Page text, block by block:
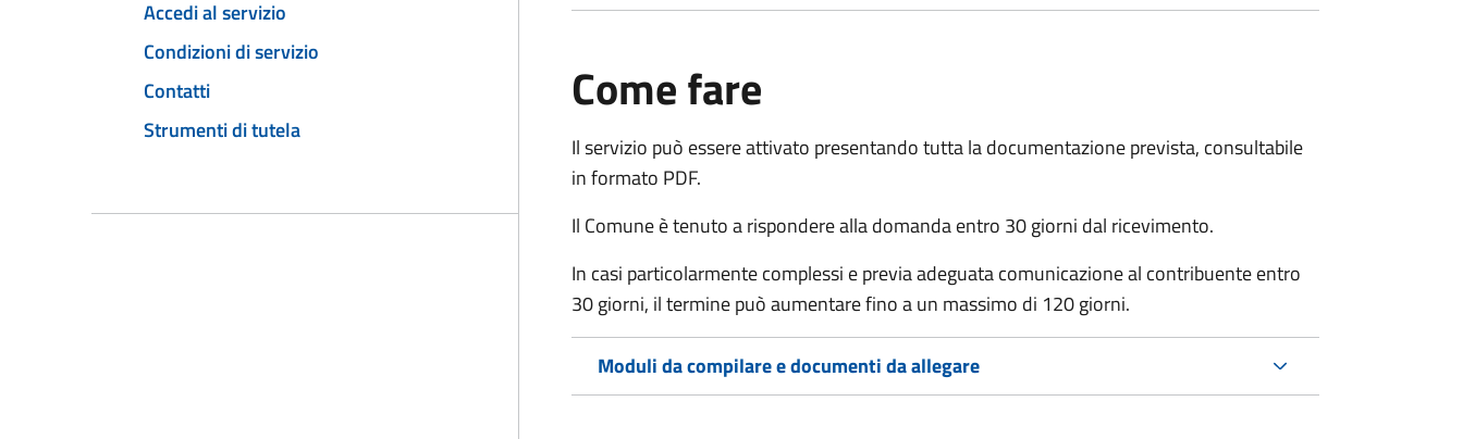
Accedi al servizio
Condizioni di servizio
Contatti
Strumenti di tutela
Come fare
Il servizio può essere attivato presentando tutta la documentazione prevista, consultabile
in formato PDF.
Il Comune è tenuto a rispondere alla domanda entro 30 giorni dal ricevimento.
In casi particolarmente complessi e previa adeguata comunicazione al contribuente entro
30 giorni, il termine può aumentare fino a un massimo di 120 giorni.
Moduli da compilare e documenti da allegare